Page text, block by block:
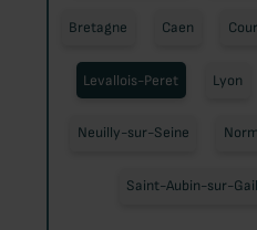
Bretagne Caen
Levallois-Peret Lyon
Neuilly-sur-Seine
Saint-Aubin-sur-